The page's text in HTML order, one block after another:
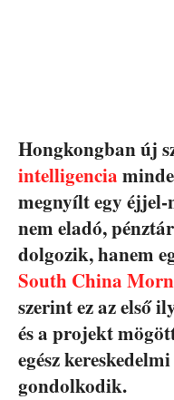
Hongkongban új
intelligencia
megnyílt egy
nem eladó,
dolgozik, hanem
South China
szerint ez az első
és a projekt
egész
gondolkodik.